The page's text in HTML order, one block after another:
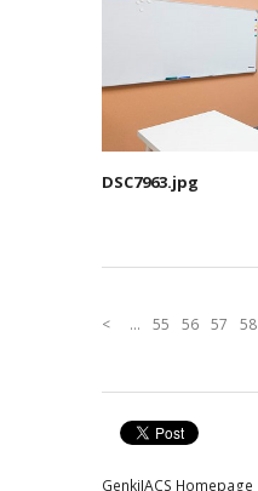
DSC7963.jpg
<
... 55 56 57 58
GenkiJACS Homepage